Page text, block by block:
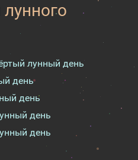
лунный день
день
день
день
день